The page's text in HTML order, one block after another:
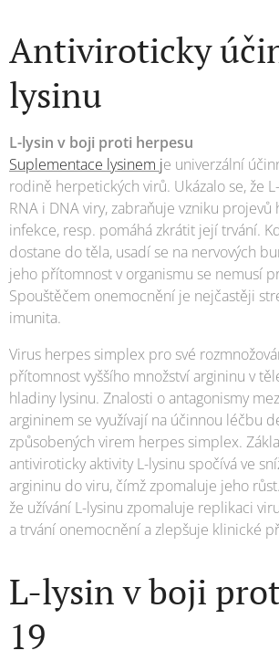
Antiviroticky
lysinu
L-lysin v boji proti herpesu
Suplementace lysinem je univerzální
rodině herpetických virů. Ukázalo se, že
RNA i DNA viry, zabraňuje vzniku projevů
infekce, resp. pomáhá zkrátit její trvání.
dostane do těla, usadí se na nervových
jeho přítomnost v organismu se nemusí
Spouštěčem onemocnění je nejčastěji
imunita.
Virus herpes simplex pro své
přítomnost vyššího množství argininu v
hladiny lysinu. Znalosti o antagonismy
argininem se využívají na účinnou léčbu
způsobených virem herpes simplex.
antiviroticky aktivity L-lysinu spočívá ve
argininu do viru, čímž zpomaluje jeho
že užívání L-lysinu zpomaluje replikaci
a trvání onemocnění a zlepšuje klinické
L-lysin v boji
19